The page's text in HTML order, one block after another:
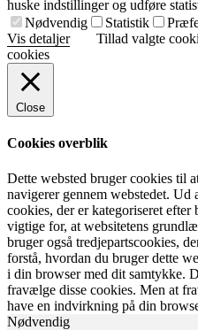
huske indstillinger og udføre
Nødvendig
Statistik
Vis detaljer
Tillad valgte
cookies
Close
Cookies overblik
Dette websted bruger cookies til
navigerer gennem webstedet. Ud
cookies, der er kategoriseret
vigtige for, at websitetens
bruger også tredjepartscookies,
forstå, hvordan du bruger dette
i din browser med dit samtykke.
fravælge disse cookies. Men at
have en indvirkning på din
Nødvendig